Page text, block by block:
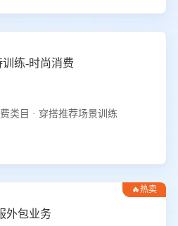
练-时尚消费
类目 · 穿搭推荐场景训练
🔥热卖
外包业务